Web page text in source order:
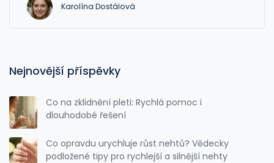
Karolína Dostálová
Nejnovější příspěvky
Co na zklidnění pleti: Rychlá pomoc i
dlouhodobé řešení
Co opravdu urychluje růst nehtů? Vědecky
podložené tipy pro rychlejší a silnější nehty